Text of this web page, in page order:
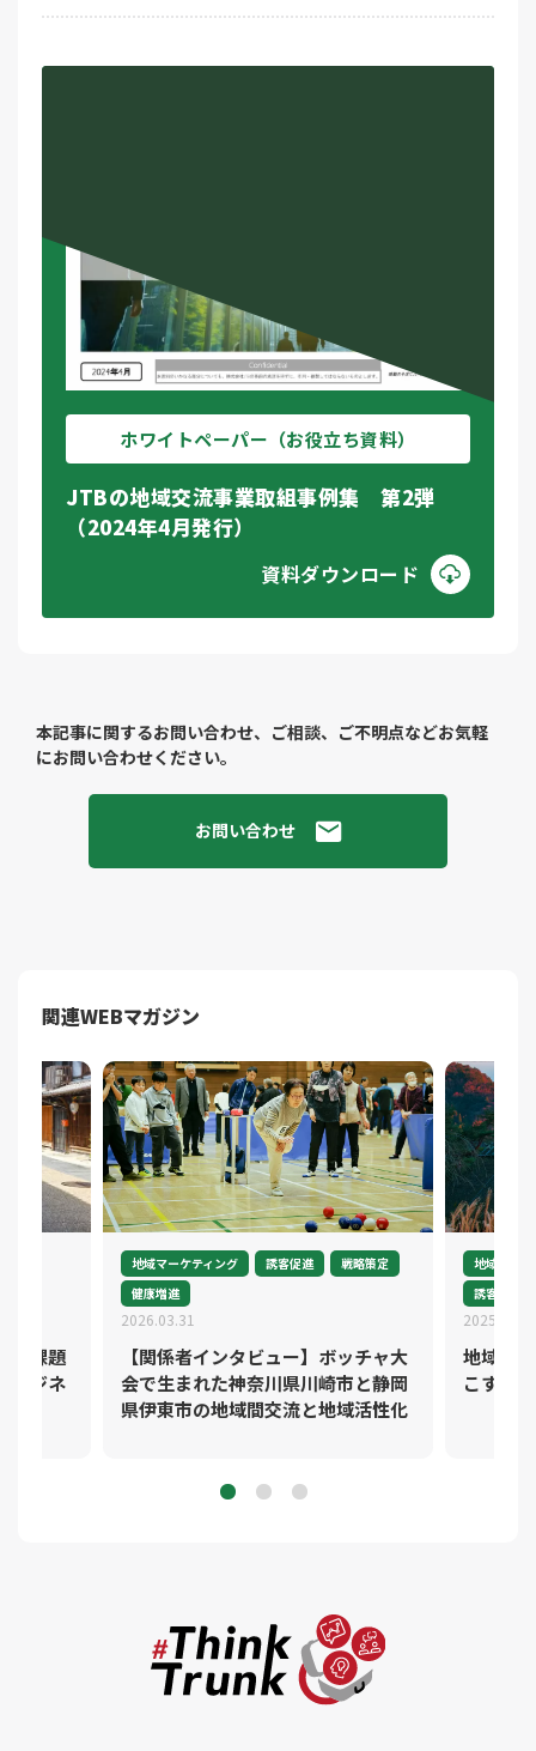
ホワイトペーパー（お役立ち資料）
JTBの地域交流事業取組事例集 第2弾
（2024年4月発行）
資料ダウンロード
本記事に関するお問い合わせ、ご相談、ご不明点などお気軽
にお問い合わせください。
お問い合わせ
関連WEBマガジン
の課題
ビジネ
地域マーケティング 誘客促進
戦略策定
健康増進
2026.03.31
【関係者インタビュー】ボッチャ大
会で生まれた神奈川県川崎市と静岡
県伊東市の地域間交流と地域活性化
地域マネ
誘客促進
2025.11.06
地域に
こす地